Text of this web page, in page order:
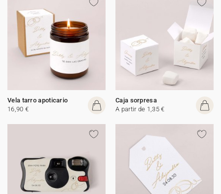
Vela tarro apoticario
16,90 €
Caja sorpresa
A partir de 1,35 €